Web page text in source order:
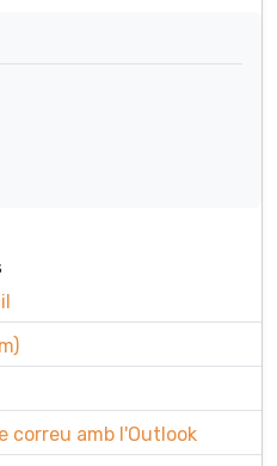
correu amb l'Outlook